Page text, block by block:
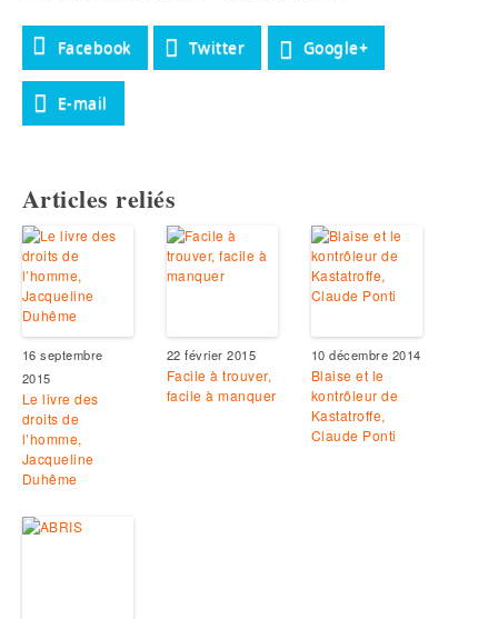
Facebook Twitter Google+
E-mail
Articles reliés
16 septembre
2015
Le livre des
droits de
l’homme,
Jacqueline
Duhême
22 février 2015
Facile à trouver,
facile à manquer
10 décembre 2014
Blaise et le
kontrôleur de
Kastatroffe,
Claude Ponti